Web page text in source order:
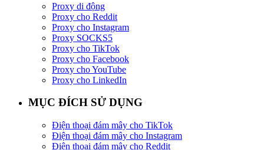
Proxy di động
Proxy cho Reddit
Proxy cho Instagram
Proxy SOCKS5
Proxy cho TikTok
Proxy cho Facebook
Proxy cho YouTube
Proxy cho LinkedIn
MỤC ĐÍCH SỬ DỤNG
Điện thoại đám mây cho TikTok
Điện thoại đám mây cho Instagram
Điện thoại đám mây cho Reddit